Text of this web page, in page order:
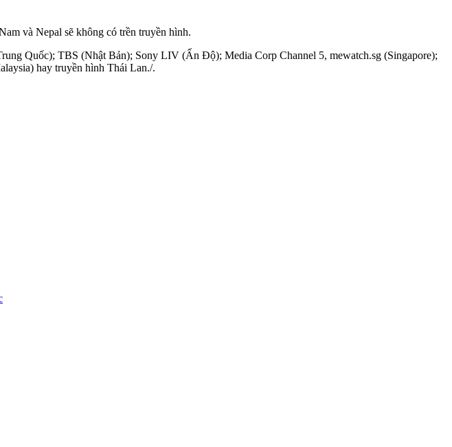
và Nepal sẽ không có trền truyền hình.
Quốc); TBS (Nhật Bản); Sony LIV (Ấn Độ); Media Corp Channel 5, mewatch.sg (Singapore);
hay truyền hình Thái Lan./.